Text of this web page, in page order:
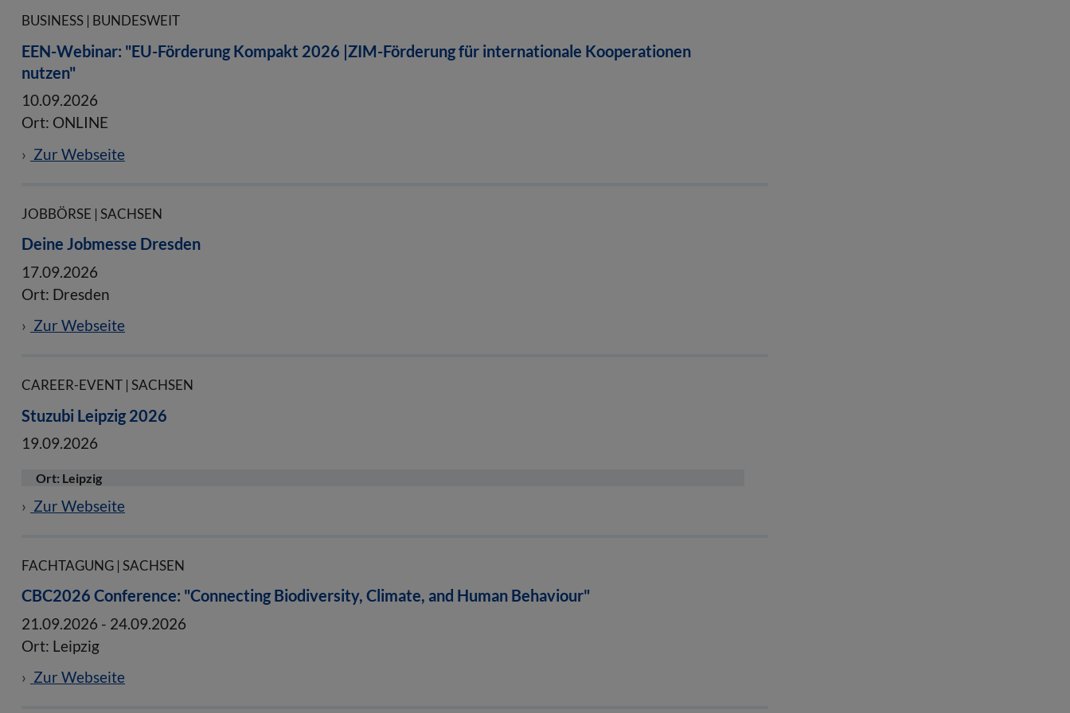
BUSINESS | BUNDESWEIT
EEN-Webinar: "EU-Förderung Kompakt 2026 |ZIM-Förderung für internationale Kooperationen
nutzen"
10.09.2026
Ort: ONLINE
Zur Webseite
JOBBÖRSE | SACHSEN
Deine Jobmesse Dresden
17.09.2026
Ort: Dresden
Zur Webseite
CAREER-EVENT | SACHSEN
Stuzubi Leipzig 2026
19.09.2026
Ort: Leipzig
Zur Webseite
FACHTAGUNG | SACHSEN
CBC2026 Conference: "Connecting Biodiversity, Climate, and Human Behaviour"
21.09.2026 - 24.09.2026
Ort: Leipzig
Zur Webseite